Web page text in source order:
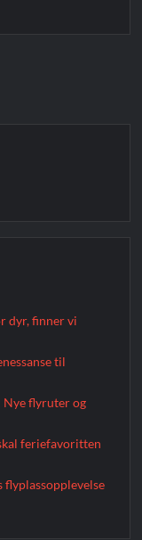
dyr, finner vi
til
Nye flyruter og
feriefavoritten